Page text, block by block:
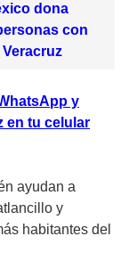
dona
con
y
en tu celular
ayudan a
y
habitantes del